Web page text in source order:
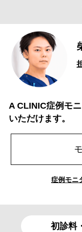
A CLINIC症例モ
いただけます。
症例モニ
初診料